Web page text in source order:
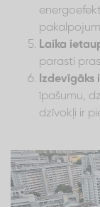
Laika
parasti
Izdevīgāks
īpašumu,
dzīvokļi ir